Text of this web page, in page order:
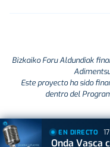
Bizkaiko Foru Aldundiak
Este proyecto ha sido
dentro del
EN DIRECTO
Onda Vasca